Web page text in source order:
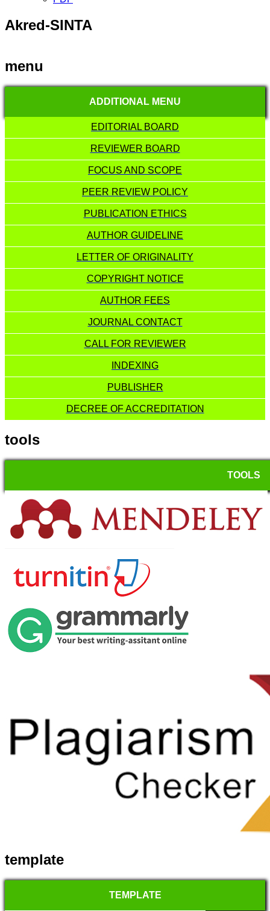
Akred-SINTA
menu
ADDITIONAL MENU
EDITORIAL BOARD
REVIEWER BOARD
FOCUS AND SCOPE
PEER REVIEW POLICY
PUBLICATION ETHICS
AUTHOR GUIDELINE
LETTER OF ORIGINALITY
COPYRIGHT NOTICE
AUTHOR FEES
JOURNAL CONTACT
CALL FOR REVIEWER
INDEXING
PUBLISHER
DECREE OF ACCREDITATION
tools
TOOLS
template
TEMPLATE